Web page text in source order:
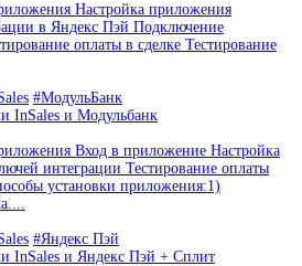
Настройка приложения
в Яндекс Пэй Подключение
оплаты в сделке Тестирование
#МодульБанк
InSales и Модульбанк
Вход в приложение Настройка
интеграции Тестирование оплаты
установки приложения:1)
#Яндекс Пэй
InSales и Яндекс Пэй + Сплит